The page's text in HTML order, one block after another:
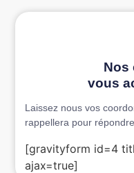
Nos
vous
Laissez nous vos
rappellera pour
[gravityform id=4
ajax=true]